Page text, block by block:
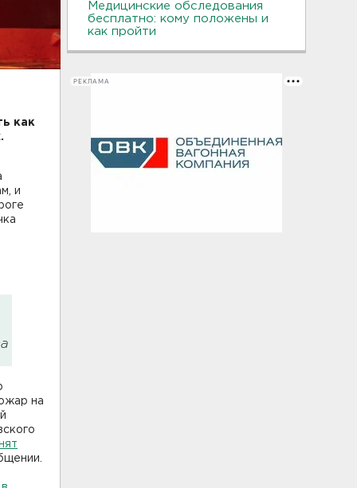
как
и
на
Медицинские обследования
бесплатно: кому положены и
как пройти
РЕКЛАМА